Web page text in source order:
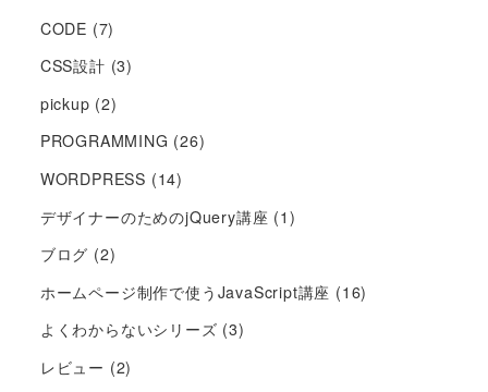
CODE (7)
CSS設計 (3)
pickup (2)
PROGRAMMING (26)
WORDPRESS (14)
デザイナーのためのjQuery講座 (1)
ブログ (2)
ホームページ制作で使うJavaScript講座 (16)
よくわからないシリーズ (3)
レビュー (2)